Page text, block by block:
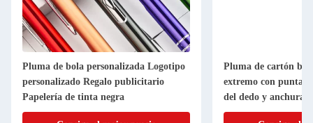
Pluma de bola personalizada Logotipo
personalizado Regalo publicitario
Papelería de tinta negra
Pluma de cartón
extremo con punta
del dedo y anchura
1,5 mm